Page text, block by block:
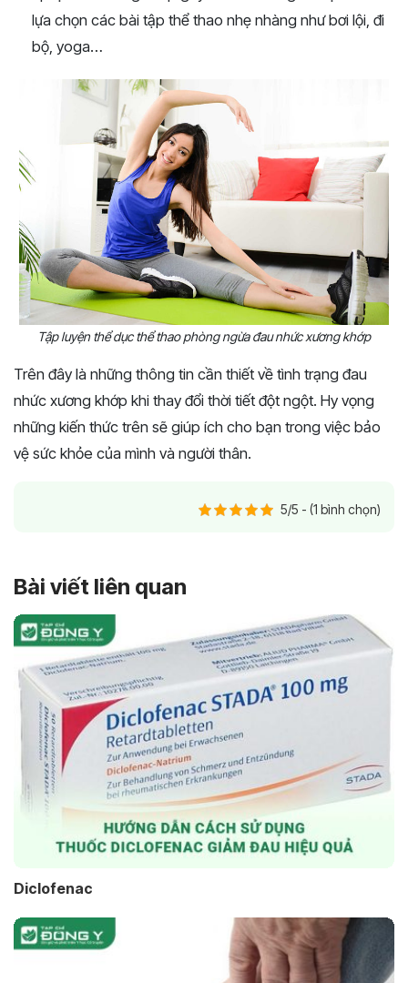
lựa chọn các bài tập thể thao nhẹ nhàng như bơi lội, đi
bộ, yoga…
Tập luyện thể dục thể thao phòng ngừa đau nhức xương khớp
Trên đây là những thông tin cần thiết về tình trạng đau
nhức xương khớp khi thay đổi thời tiết đột ngột. Hy vọng
những kiến thức trên sẽ giúp ích cho bạn trong việc bảo
vệ sức khỏe của mình và người thân.
5/5 - (1 bình chọn)
Bài viết liên quan
Diclofenac